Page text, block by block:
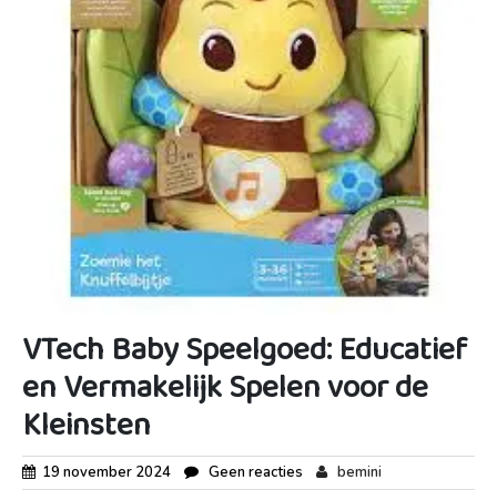
VTech Baby Speelgoed: Educatief
en Vermakelijk Spelen voor de
Kleinsten
19 november 2024 Geen reacties bemini